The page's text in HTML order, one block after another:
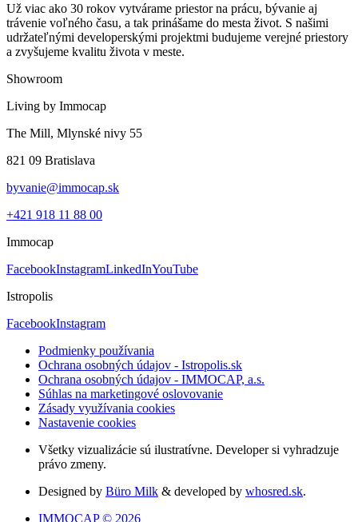
Už viac ako 30 rokov vytvárame priestor na prácu, bývanie aj
trávenie voľného času, a tak prinášame do mesta život. S našimi
udržateľnými developerskými projektmi budujeme verejné priestory
a zvyšujeme kvalitu života v meste.
Showroom
Living by Immocap
The Mill, Mlynské nivy 55
821 09 Bratislava
byvanie@immocap.sk
+421 918 11 88 00
Immocap
FacebookInstagramLinkedInYouTube
Istropolis
FacebookInstagram
Podmienky používania
Ochrana osobných údajov - Istropolis.sk
Ochrana osobných údajov - IMMOCAP, a.s.
Súhlas na marketingové oslovovanie
Zásady využívania cookies
Nastavenie cookies
Všetky vizualizácie sú ilustratívne. Developer si vyhradzuje
právo zmeny.
Designed by Büro Milk & developed by whosred.sk.
IMMOCAP © 2026